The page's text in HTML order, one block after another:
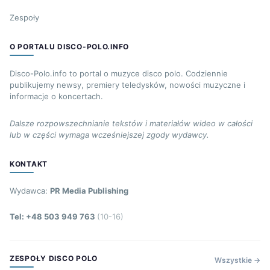
Zespoły
O PORTALU DISCO-POLO.INFO
Disco-Polo.info to portal o muzyce disco polo. Codziennie
publikujemy newsy, premiery teledysków, nowości muzyczne i
informacje o koncertach.
Dalsze rozpowszechnianie tekstów i materiałów wideo w całości
lub w części wymaga wcześniejszej zgody wydawcy.
KONTAKT
Wydawca: PR Media Publishing
Tel: +48 503 949 763 (10-16)
ZESPOŁY DISCO POLO Wszystkie →